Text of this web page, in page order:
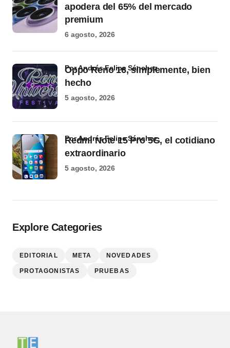
apodera del 65% del mercado
premium
6 agosto, 2026
Oppo Reno 16, simplemente, bien
hecho
por Andrés Felipe Sánchez
5 agosto, 2026
Redmi Note 15 Pro 5G, el cotidiano
extraordinario
por Andrés Felipe Sánchez
5 agosto, 2026
Explore Categories
EDITORIAL META NOVEDADES
PROTAGONISTAS PRUEBAS